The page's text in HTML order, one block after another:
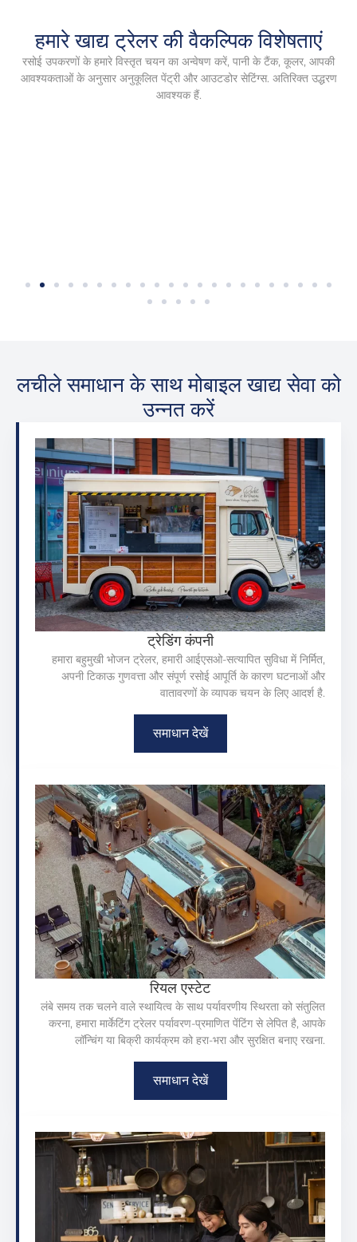
हमारे खाद्य ट्रेलर की वैकल्पिक विशेषताएं
रसोई उपकरणों के हमारे विस्तृत चयन का अन्वेषण करें, पानी के टैंक, कूलर, आपकी
आवश्यकताओं के अनुसार अनुकूलित पेंट्री और आउटडोर सेटिंग्स. अतिरिक्त उद्धरण
आवश्यक हैं.
लचीले समाधान के साथ मोबाइल खाद्य सेवा को
उन्नत करें
ट्रेडिंग कंपनी
हमारा बहुमुखी भोजन ट्रेलर, हमारी आईएसओ-सत्यापित सुविधा में निर्मित,
अपनी टिकाऊ गुणवत्ता और संपूर्ण रसोई आपूर्ति के कारण घटनाओं और
वातावरणों के व्यापक चयन के लिए आदर्श है.
समाधान देखें
रियल एस्टेट
लंबे समय तक चलने वाले स्थायित्व के साथ पर्यावरणीय स्थिरता को संतुलित
करना, हमारा मार्केटिंग ट्रेलर पर्यावरण-प्रमाणित पेंटिंग से लेपित है, आपके
लॉन्चिंग या बिक्री कार्यक्रम को हरा-भरा और सुरक्षित बनाए रखना.
समाधान देखें